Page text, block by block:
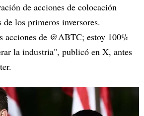
de acciones de colocación
los primeros inversores.
acciones de @ABTC; estoy 100%
la industria", publicó en X, antes